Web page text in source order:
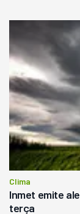
Clima
Inmet emite
terça